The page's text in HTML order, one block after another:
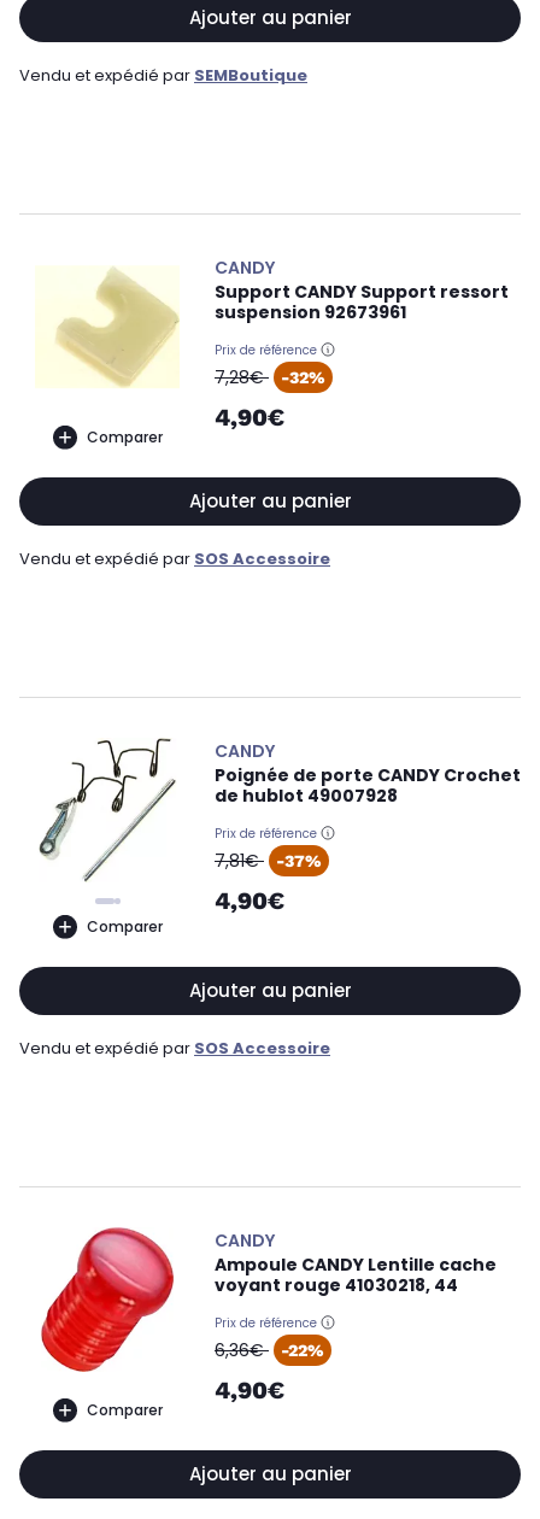
Ajouter au panier
Vendu et expédié par SEMBoutique
Comparer
CANDY
Support CANDY Support ressort
suspension 92673961
Prix de référence
oldPrice
7,28€ -32%
4,90€
Ajouter au panier
Vendu et expédié par SOS Accessoire
Comparer
CANDY
Poignée de porte CANDY Crochet
de hublot 49007928
Prix de référence
oldPrice
7,81€ -37%
4,90€
Ajouter au panier
Vendu et expédié par SOS Accessoire
Comparer
CANDY
Ampoule CANDY Lentille cache
voyant rouge 41030218, 44
Prix de référence
oldPrice
6,36€ -22%
4,90€
Ajouter au panier